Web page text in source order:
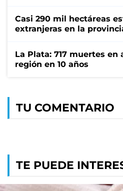
Casi 290 mil hectáreas
extranjeras en la
La Plata: 717 muertes en
región en 10 años
TU COMENTARIO
TE PUEDE